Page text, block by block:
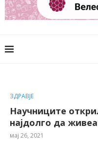
ЗДРАВЈЕ
Научниците
најдолго да
мај 26, 2021